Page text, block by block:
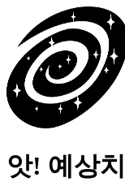
앗! 예상